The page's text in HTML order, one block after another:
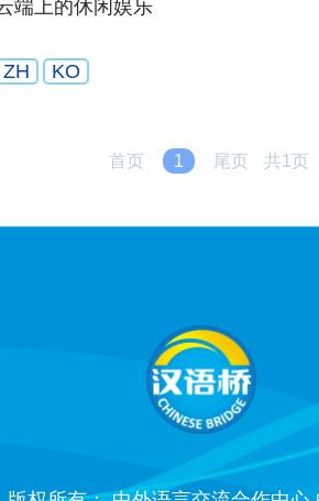
端上的休闲娱乐
ZH KO
首页 1 尾页 共1页